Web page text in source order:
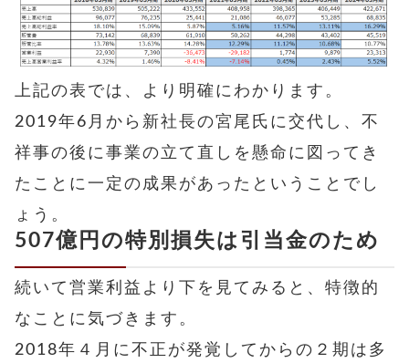
上記の表では、より明確にわかります。
2019年6月から新社長の宮尾氏に交代し、不
祥事の後に事業の立て直しを懸命に図ってき
たことに一定の成果があったということでし
ょう。
507億円の特別損失は引当金のため
続いて営業利益より下を見てみると、特徴的
なことに気づきます。
2018年４月に不正が発覚してからの２期は多